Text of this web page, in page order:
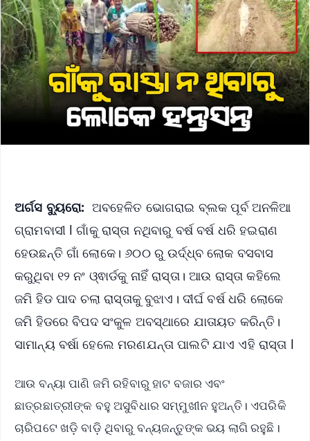
ଅର୍ଗସ ବ୍ୟୁରୋ: ଅବହେଳିତ ଭୋଗରାଇ ବ୍ଲକ ପୂର୍ବ ଅନଳିଆ
ଗ୍ରାମବାସୀ l ଗାଁକୁ ରାସ୍ତା ନଥିବାରୁ ବର୍ଷ ବର୍ଷ ଧରି ହଇରାଣ
ହେଉଛନ୍ତି ଗାଁ ଲୋକେ। ୬୦୦ ରୁ ଉର୍ଦ୍ଧ୍ବ ଲୋକ ବସବାସ
କରୁଥିବା ୧୨ ନଂ ଓ୍ଵାର୍ଡକୁ ନାହିଁ ରାସ୍ତା। ଆଉ ରାସ୍ତା କହିଲେ
ଜମି ହିଡ ପାଦ ଚଲା ରାସ୍ତାକୁ ବୁଝାଏ। ଦୀର୍ଘ ବର୍ଷ ଧରି ଲୋକେ
ଜମି ହିଡରେ ବିପଦ ସଂକୁଳ ଅବସ୍ଥାରେ ଯାତାୟତ କରିନ୍ତି।
ସାମାନ୍ୟ ବର୍ଷା ହେଲେ ମରଣଯନ୍ତା ପାଲଟି ଯାଏ ଏହି ରାସ୍ତା l
ଆଉ ବନ୍ୟା ପାଣି ଜମି ରହିବାରୁ ହାଟ ବଜାର ଏବଂ
ଛାତ୍ରଛାତ୍ରୀଙ୍କ ବହୁ ଅସୁବିଧାର ସମ୍ମୁଖୀନ ହୁଅନ୍ତି। ଏପରିକି
ଚାରିପଟେ ଖଡ଼ି ବାଡ଼ି ଥିବାରୁ ବନ୍ୟଜନ୍ତୁଙ୍କ ଭୟ ଲାଗି ରହୁଛି।